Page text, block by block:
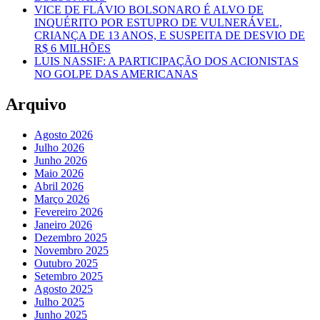
VICE DE FLÁVIO BOLSONARO É ALVO DE
INQUÉRITO POR ESTUPRO DE VULNERÁVEL,
CRIANÇA DE 13 ANOS, E SUSPEITA DE DESVIO DE
R$ 6 MILHÕES
LUIS NASSIF: A PARTICIPAÇÃO DOS ACIONISTAS
NO GOLPE DAS AMERICANAS
Arquivo
Agosto 2026
Julho 2026
Junho 2026
Maio 2026
Abril 2026
Março 2026
Fevereiro 2026
Janeiro 2026
Dezembro 2025
Novembro 2025
Outubro 2025
Setembro 2025
Agosto 2025
Julho 2025
Junho 2025